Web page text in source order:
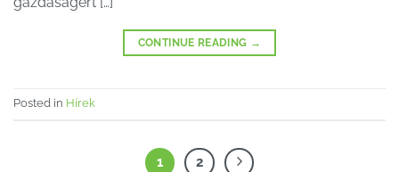
CONTINUE READING →
Posted in Hírek
1 2